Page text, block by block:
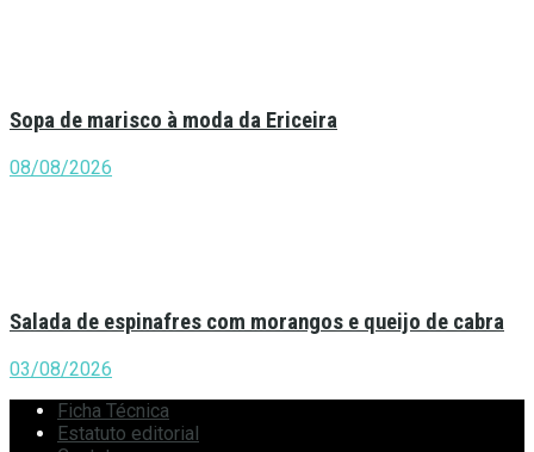
Sopa de marisco à moda da Ericeira
08/08/2026
Salada de espinafres com morangos e queijo de cabra
03/08/2026
Ficha Técnica
Estatuto editorial